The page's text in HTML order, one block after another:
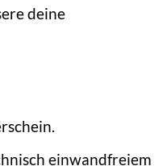
deine
einwandfreiem